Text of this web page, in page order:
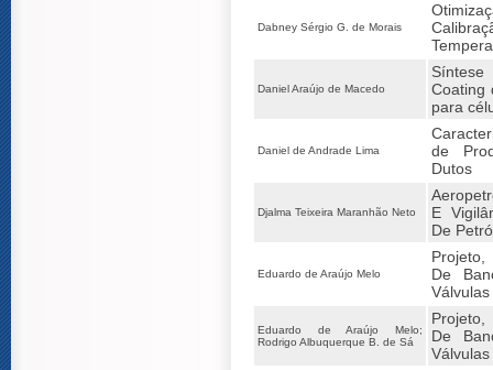
Dabney Sérgio G. de Morais
Daniel Araújo de Macedo
Coating
para
Daniel de Andrade Lima
de
Dutos
Djalma Teixeira Maranhão Neto
E
De
Eduardo de Araújo Melo
De
Eduardo de Araújo Melo;
Rodrigo Albuquerque B. de Sá
De